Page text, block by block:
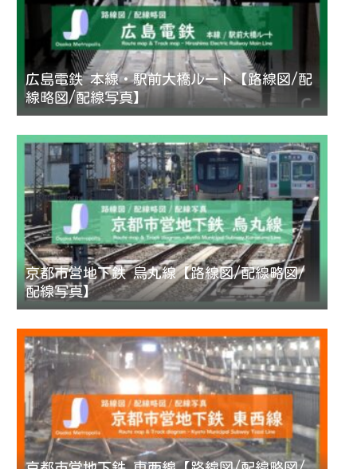
広島電鉄 本線・駅前大橋ルート【路線図/配
線略図/配線写真】
京都市営地下鉄 烏丸線【路線図/配線略図/
配線写真】